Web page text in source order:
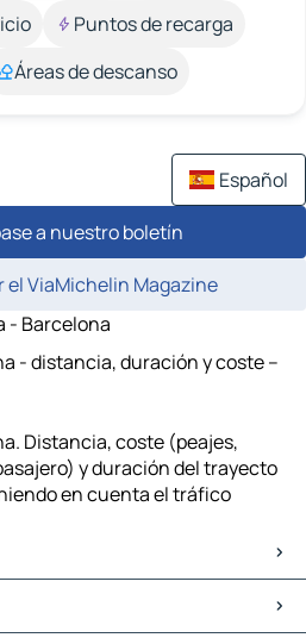
Puntos de recarga
Áreas de descanso
Español
a nuestro boletín
el ViaMichelin Magazine
- Barcelona
- distancia, duración y coste –
Distancia, coste (peajes,
y duración del trayecto
en cuenta el tráfico